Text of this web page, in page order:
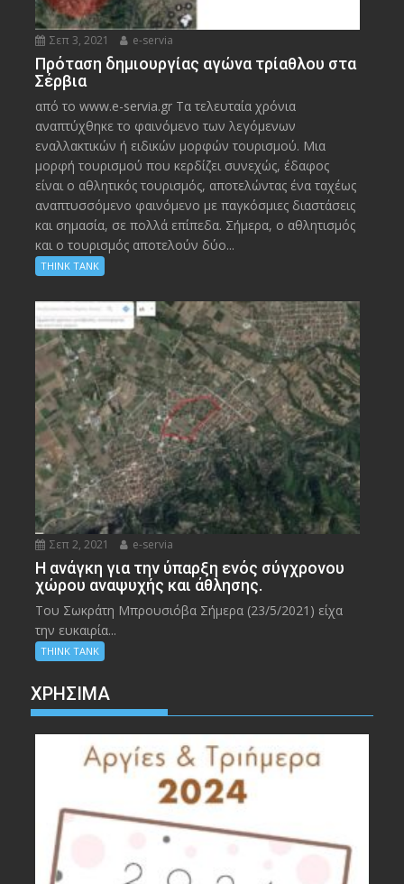
Σεπ 3, 2021 e-servia
Πρόταση δημιουργίας αγώνα τρίαθλου στα
Σέρβια
από το www.e-servia.gr Τα τελευταία χρόνια
αναπτύχθηκε το φαινόμενο των λεγόμενων
εναλλακτικών ή ειδικών μορφών τουρισμού. Μια
μορφή τουρισμού που κερδίζει συνεχώς, έδαφος
είναι ο αθλητικός τουρισμός, αποτελώντας ένα ταχέως
αναπτυσσόμενο φαινόμενο με παγκόσμιες διαστάσεις
και σημασία, σε πολλά επίπεδα. Σήμερα, ο αθλητισμός
και ο τουρισμός αποτελούν δύο...
THINK TANK
Σεπ 2, 2021 e-servia
Η ανάγκη για την ύπαρξη ενός σύγχρονου
χώρου αναψυχής και άθλησης.
Του Σωκράτη Μπρουσιόβα Σήμερα (23/5/2021) είχα
την ευκαιρία...
THINK TANK
ΧΡΉΣΙΜΑ